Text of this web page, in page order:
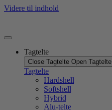
Videre til indhold
Tagtelte
Close Tagtelte Open Tagtelte
Tagtelte
Hardshell
Softshell
Hybrid
Alu-telte